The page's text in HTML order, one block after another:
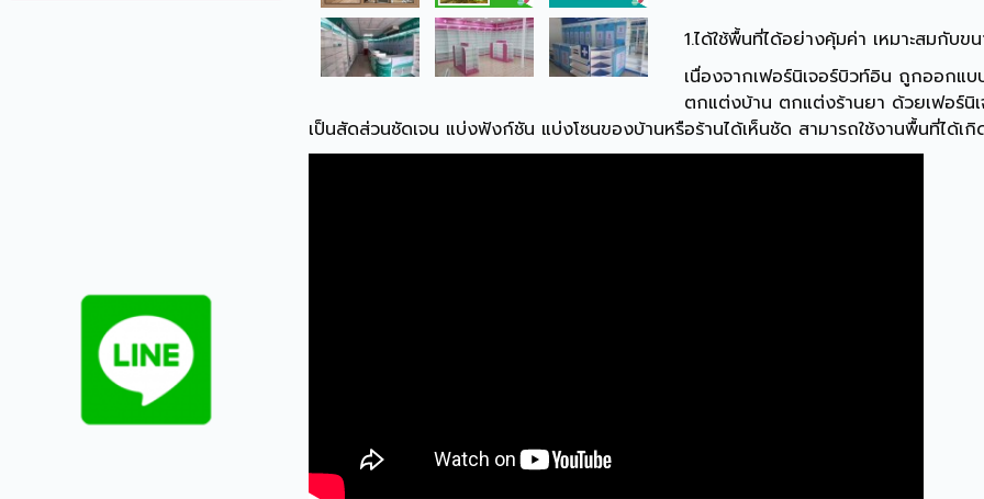
1.ได้ใช้พื้นที่ได้อย่างคุ้มค่า เหมาะสมกับข
เนื่องจากเฟอร์นิเจอร์บิวท์อิน ถูกออกแบ
ตกแต่งบ้าน ตกแต่งร้านยา ด้วยเฟอร์นิ
เป็นสัดส่วนชัดเจน แบ่งฟังก์ชัน แบ่งโซนของบ้านหรือร้านได้เห็นชัด สามารถใช้งานพื้นที่ได้เ